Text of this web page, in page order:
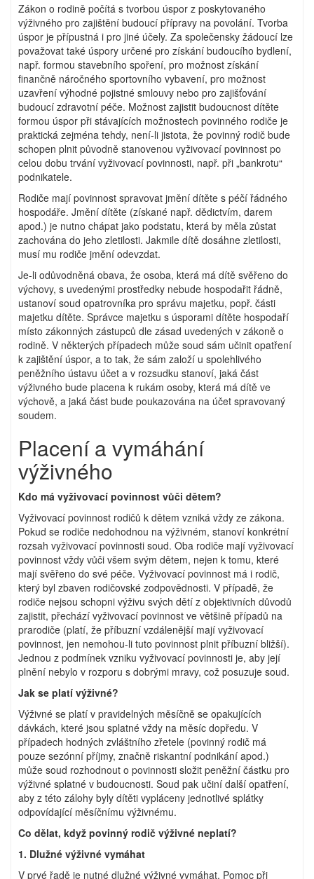
Zákon o rodině počítá s tvorbou úspor z poskytovaného
výživného pro zajištění budoucí přípravy na povolání. Tvorba
úspor je přípustná i pro jiné účely. Za společensky žádoucí lze
považovat také úspory určené pro získání budoucího bydlení,
např. formou stavebního spoření, pro možnost získání
finančně náročného sportovního vybavení, pro možnost
uzavření výhodné pojistné smlouvy nebo pro zajišťování
budoucí zdravotní péče. Možnost zajistit budoucnost dítěte
formou úspor při stávajících možnostech povinného rodiče je
praktická zejména tehdy, není-li jistota, že povinný rodič bude
schopen plnit původně stanovenou vyživovací povinnost po
celou dobu trvání vyživovací povinnosti, např. při „bankrotu“
podnikatele.
Rodiče mají povinnost spravovat jmění dítěte s péčí řádného
hospodáře. Jmění dítěte (získané např. dědictvím, darem
apod.) je nutno chápat jako podstatu, která by měla zůstat
zachována do jeho zletilosti. Jakmile dítě dosáhne zletilosti,
musí mu rodiče jmění odevzdat.
Je-li odůvodněná obava, že osoba, která má dítě svěřeno do
výchovy, s uvedenými prostředky nebude hospodařit řádně,
ustanoví soud opatrovníka pro správu majetku, popř. části
majetku dítěte. Správce majetku s úsporami dítěte hospodaří
místo zákonných zástupců dle zásad uvedených v zákoně o
rodině. V některých případech může soud sám učinit opatření
k zajištění úspor, a to tak, že sám založí u spolehlivého
peněžního ústavu účet a v rozsudku stanoví, jaká část
výživného bude placena k rukám osoby, která má dítě ve
výchově, a jaká část bude poukazována na účet spravovaný
soudem.
Placení a vymáhání
výživného
Kdo má vyživovací povinnost vůči dětem?
Vyživovací povinnost rodičů k dětem vzniká vždy ze zákona.
Pokud se rodiče nedohodnou na výživném, stanoví konkrétní
rozsah vyživovací povinnosti soud. Oba rodiče mají vyživovací
povinnost vždy vůči všem svým dětem, nejen k tomu, které
mají svěřeno do své péče. Vyživovací povinnost má i rodič,
který byl zbaven rodičovské zodpovědnosti. V případě, že
rodiče nejsou schopni výživu svých dětí z objektivních důvodů
zajistit, přechází vyživovací povinnost ve většině případů na
prarodiče (platí, že příbuzní vzdálenější mají vyživovací
povinnost, jen nemohou-li tuto povinnost plnit příbuzní bližší).
Jednou z podmínek vzniku vyživovací povinnosti je, aby její
plnění nebylo v rozporu s dobrými mravy, což posuzuje soud.
Jak se platí výživné?
Výživné se platí v pravidelných měsíčně se opakujících
dávkách, které jsou splatné vždy na měsíc dopředu. V
případech hodných zvláštního zřetele (povinný rodič má
pouze sezónní příjmy, značně riskantní podnikání apod.)
může soud rozhodnout o povinnosti složit peněžní částku pro
výživné splatné v budoucnosti. Soud pak učiní další opatření,
aby z této zálohy byly dítěti vypláceny jednotlivé splátky
odpovídající měsíčnímu výživnému.
Co dělat, když povinný rodič výživné neplatí?
1. Dlužné výživné vymáhat
V prvé řadě je nutné dlužné výživné vymáhat. Pomoc při